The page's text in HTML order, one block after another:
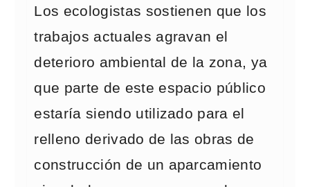
Los ecologistas sostienen que los
trabajos actuales agravan el
deterioro ambiental de la zona, ya
que parte de este espacio público
estaría siendo utilizado para el
relleno derivado de las obras de
construcción de un aparcamiento